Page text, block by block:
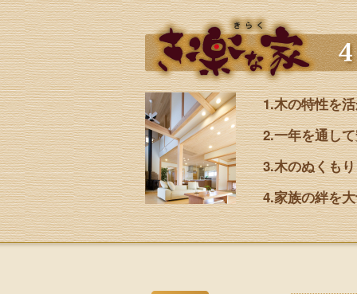
1.木の特性を
2.一年を通し
3.木のぬくも
4.家族の絆を